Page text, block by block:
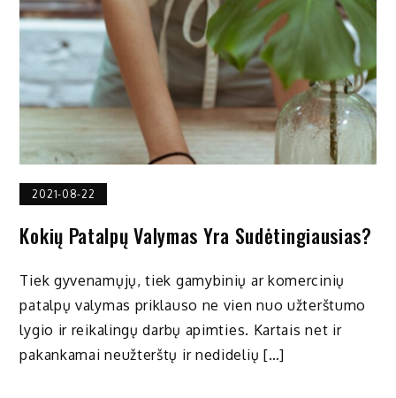
2021-08-22
Kokių Patalpų Valymas Yra Sudėtingiausias?
Tiek gyvenamųjų, tiek gamybinių ar komercinių
patalpų valymas priklauso ne vien nuo užterštumo
lygio ir reikalingų darbų apimties. Kartais net ir
pakankamai neužterštų ir nedidelių […]